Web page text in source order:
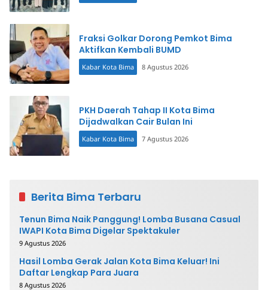
Fraksi Golkar Dorong Pemkot Bima
Aktifkan Kembali BUMD
Kabar Kota Bima 8 Agustus 2026
PKH Daerah Tahap II Kota Bima
Dijadwalkan Cair Bulan Ini
Kabar Kota Bima 7 Agustus 2026
Berita Bima Terbaru
Tenun Bima Naik Panggung! Lomba Busana Casual
IWAPI Kota Bima Digelar Spektakuler
9 Agustus 2026
Hasil Lomba Gerak Jalan Kota Bima Keluar! Ini
Daftar Lengkap Para Juara
8 Agustus 2026